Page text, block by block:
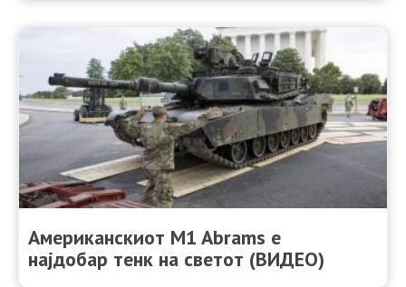
Американскиот M1 Abrams е
најдобар тенк на светот (ВИДЕО)